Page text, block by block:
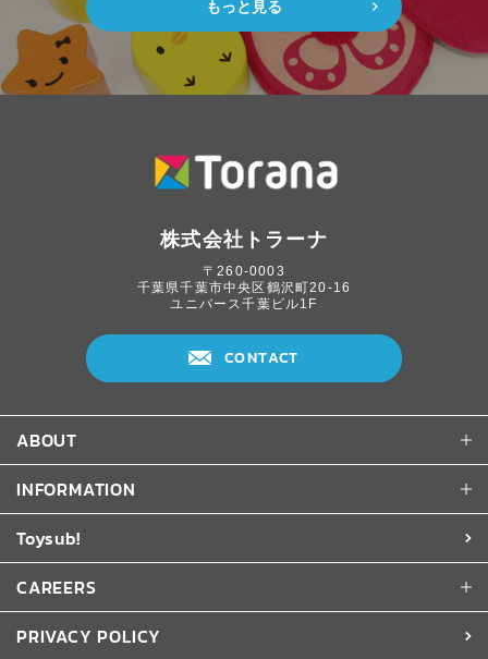
もっと見る
株式会社トラーナ
〒260-0003
千葉県千葉市中央区鶴沢町20-16
ユニバース千葉ビル1F
CONTACT
ABOUT
INFORMATION
Toysub!
CAREERS
PRIVACY POLICY